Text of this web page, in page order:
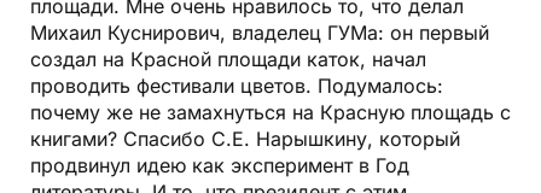
площади. Мне очень нравилось то, что делал
Михаил Куснирович, владелец ГУМа: он первый
создал на Красной площади каток, начал
проводить фестивали цветов. Подумалось:
почему же не замахнуться на Красную площадь с
книгами? Спасибо С.Е. Нарышкину, который
продвинул идею как эксперимент в Год